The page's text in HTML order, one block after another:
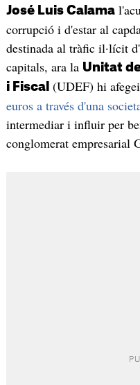
José Luis Calama
corrupció i d'estar al
destinada al tràfic il·lícit
capitals, ara la Unitat
i Fiscal (UDEF) hi
euros a través d'una
intermediar i influir per
conglomerat empresarial